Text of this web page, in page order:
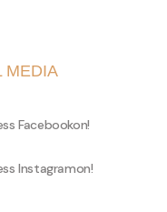
MEDIA
Facebookon!
Instagramon!